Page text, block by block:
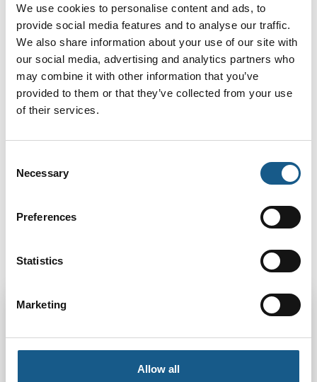
We use cookies to personalise content and ads, to
provide social media features and to analyse our traffic.
We also share information about your use of our site with
our social media, advertising and analytics partners who
may combine it with other information that you’ve
provided to them or that they’ve collected from your use
of their services.
Selection
Necessary
Preferences
Statistics
Marketing
Allow all